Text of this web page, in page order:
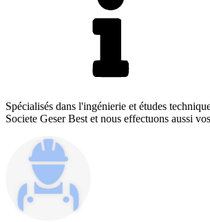
Spécialisés dans l'ingénierie et études
Societe Geser Best et nous effectuons aussi